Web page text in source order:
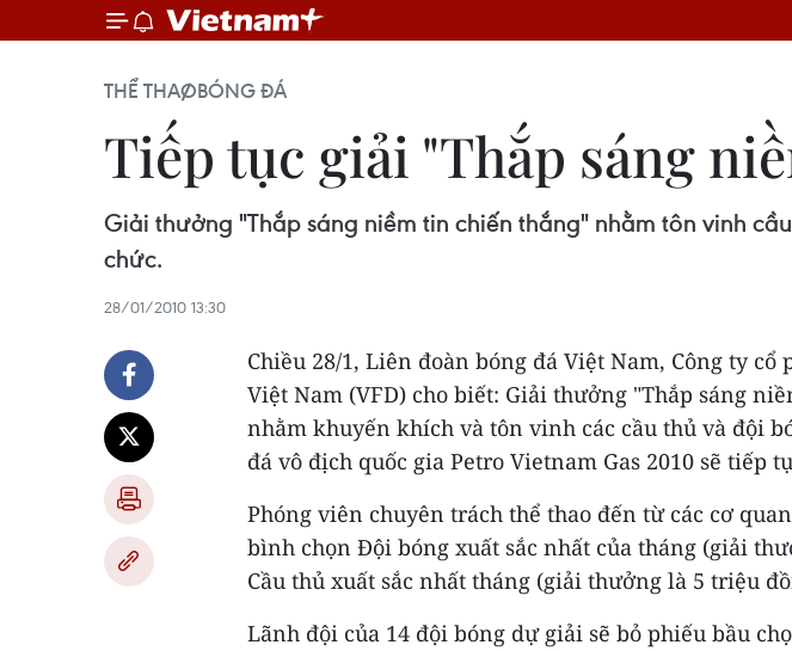
THỂ THAOBÓNG ĐÁ
Tiếp tục giải "Thắp sáng
Giải thưởng "Thắp sáng niềm tin chiến thắng" nhằm tôn vinh
chức.
28/01/2010 13:30
Chiều 28/1, Liên đoàn bóng đá Việt Nam, Công ty
Việt Nam (VFD) cho biết: Giải thưởng "Thắp sáng
nhằm khuyến khích và tôn vinh các cầu thủ và đội
đá vô địch quốc gia Petro Vietnam Gas 2010 sẽ tiếp
Phóng viên chuyên trách thể thao đến từ các cơ
bình chọn Đội bóng xuất sắc nhất của tháng (giải
Cầu thủ xuất sắc nhất tháng (giải thưởng là 5 triệu
Lãnh đội của 14 đội bóng dự giải sẽ bỏ phiếu bầu